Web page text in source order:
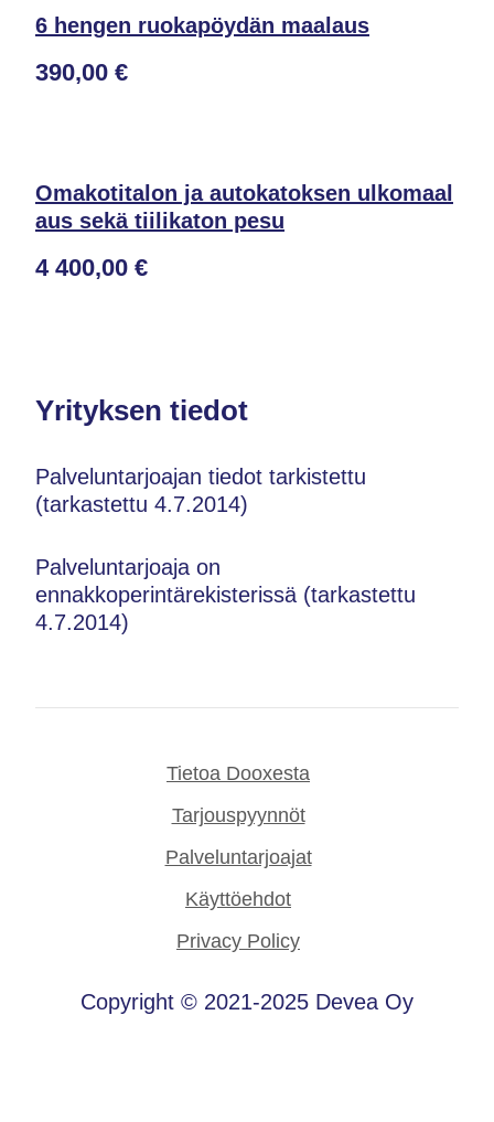
6 hengen ruokapöydän maalaus
390,00 €
Omakotitalon ja autokatoksen ulkomaal
aus sekä tiilikaton pesu
4 400,00 €
Yrityksen tiedot
Palveluntarjoajan tiedot tarkistettu
(tarkastettu 4.7.2014)
Palveluntarjoaja on
ennakkoperintärekisterissä (tarkastettu
4.7.2014)
Tietoa Dooxesta
Tarjouspyynnöt
Palveluntarjoajat
Käyttöehdot
Privacy Policy
Copyright © 2021-2025 Devea Oy